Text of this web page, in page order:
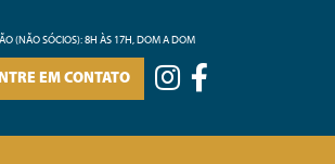
(NÃO SÓCIOS): 8H ÀS 17H, DOM A DOM
EM CONTATO